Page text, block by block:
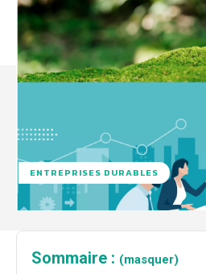
ENTREPRISES DURABLES
Sommaire : (masquer)